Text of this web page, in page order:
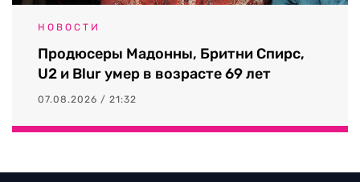
НОВОСТИ
Продюсеры Мадонны, Бритни Спирс,
U2 и Blur умер в возрасте 69 лет
07.08.2026 / 21:32